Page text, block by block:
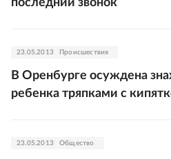
последний звонок
23.05.2013 Происшествия
В Оренбурге осуждена
ребенка тряпками с
23.05.2013 Общество